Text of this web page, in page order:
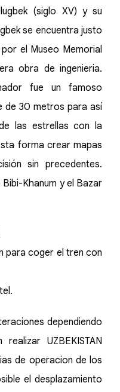
(siglo XV) y su
se encuentra justo
el Museo Memorial
obra de ingenieria.
fue un famoso
de 30 metros para así
las estrellas con la
forma crear mapas
sin precedentes.
Khanum y el Bazar
para coger el tren con
dependiendo
UZBEKISTAN
de operacion de los
el desplazamiento